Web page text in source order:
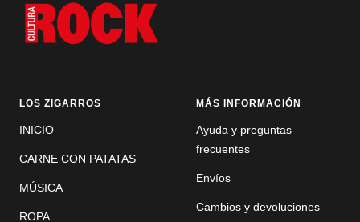
LOS ZIGARROS
INICIO
CARNE CON PATATAS
MÚSICA
ROPA
MÁS INFORMACIÓN
Ayuda y preguntas
frecuentes
Envíos
Cambios y devoluciones